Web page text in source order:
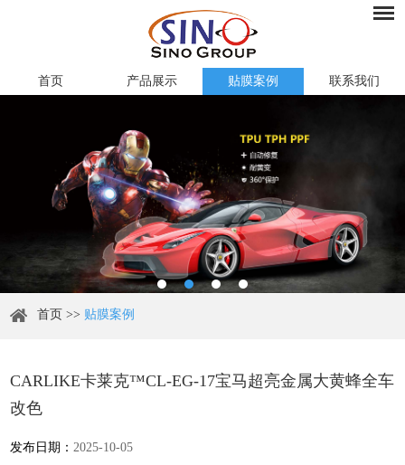
首页 产品展示 贴膜案例 联系我们
首页 >> 贴膜案例
CARLIKE卡莱克™CL-EG-17宝马超亮金属大黄蜂全车
改色
发布日期： 2025-10-05